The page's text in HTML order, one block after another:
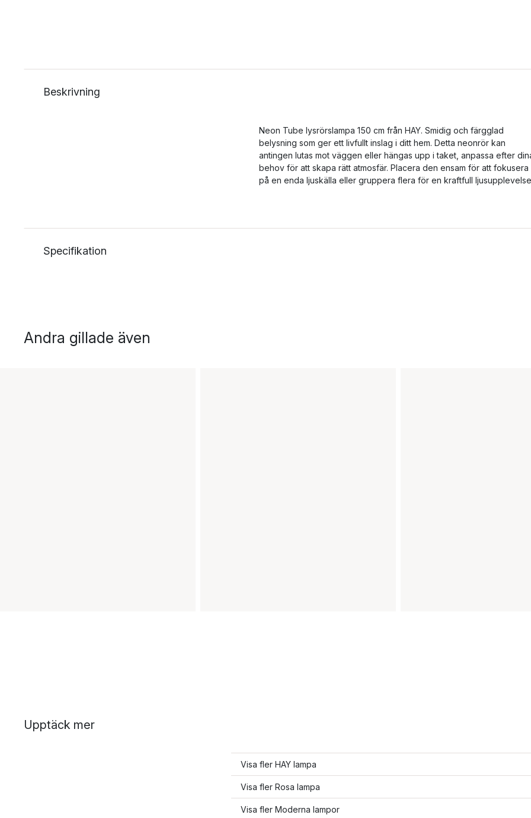
Beskrivning
Neon Tube lysrörslampa 150 cm från HAY. Smidig och färgglad
belysning som ger ett livfullt inslag i ditt hem. Detta neonrör kan
antingen lutas mot väggen eller hängas upp i taket, anpassa efter
behov för att skapa rätt atmosfär. Placera den ensam för att fokusera
på en enda ljuskälla eller gruppera flera för en kraftfull
Specifikation
Andra gillade även
Upptäck mer
Visa fler HAY lampa
Visa fler Rosa lampa
Visa fler Moderna lampor